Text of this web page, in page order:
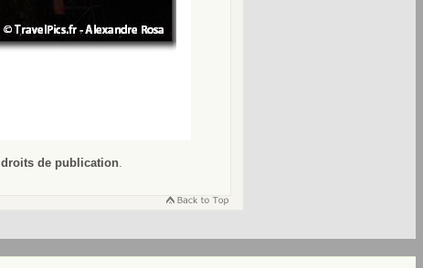
droits de publication.